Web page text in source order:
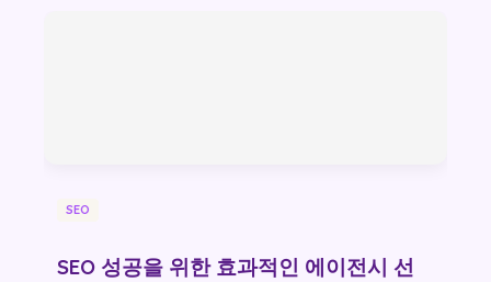
SEO
SEO 성공을 위한 효과적인 에이전시 선